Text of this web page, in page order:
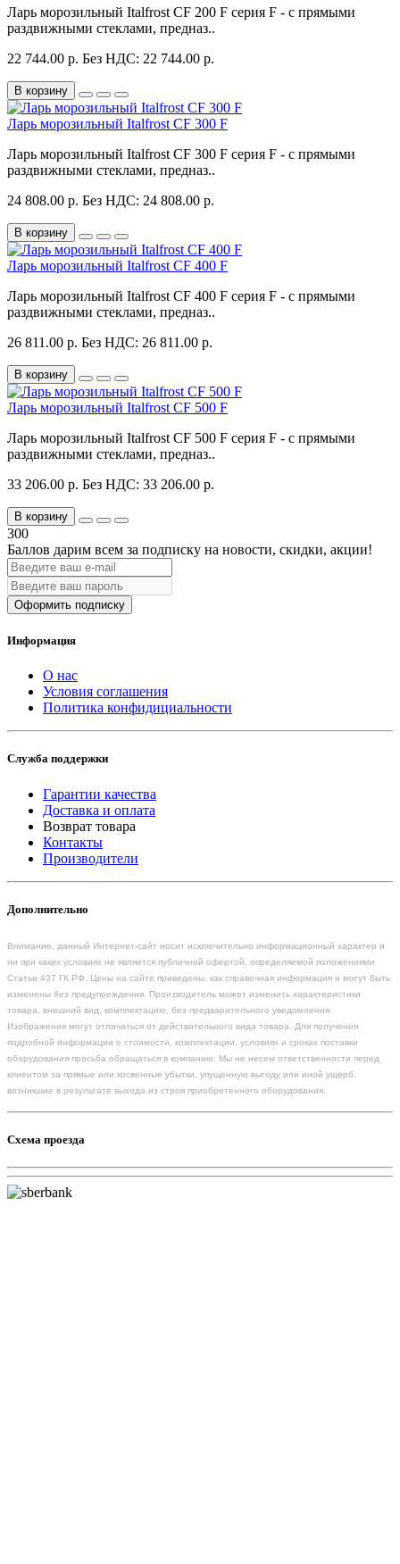
Ларь морозильный Italfrost CF 200 F серия F - с прямыми
раздвижными стеклами, предназ..
22 744.00 р. Без НДС: 22 744.00 р.
В корзину
Ларь морозильный Italfrost CF 300 F
Ларь морозильный Italfrost CF 300 F серия F - с прямыми
раздвижными стеклами, предназ..
24 808.00 р. Без НДС: 24 808.00 р.
В корзину
Ларь морозильный Italfrost CF 400 F
Ларь морозильный Italfrost CF 400 F серия F - с прямыми
раздвижными стеклами, предназ..
26 811.00 р. Без НДС: 26 811.00 р.
В корзину
Ларь морозильный Italfrost CF 500 F
Ларь морозильный Italfrost CF 500 F серия F - с прямыми
раздвижными стеклами, предназ..
33 206.00 р. Без НДС: 33 206.00 р.
В корзину
300
Баллов дарим всем за подписку на новости, скидки, акции!
Оформить подписку
Информация
О нас
Условия соглашения
Политика конфидициальности
Служба поддержки
Гарантии качества
Доставка и оплата
Возврат товара
Контакты
Производители
Дополнительно
Внимание, данный Интернет-сайт носит исключительно информационный характер и
ни при каких условиях не является публичной офертой, определяемой положениями
Статьи 437 ГК РФ. Цены на сайте приведены, как справочная информация и могут быть
изменены без предупреждения. Производитель может изменить характеристики
товара, внешний вид, комплектацию, без предварительного уведомления.
Изображения могут отличаться от действительного вида товара. Для получения
подробной информации о стоимости, комплектации, условиях и сроках поставки
оборудования просьба обращаться в компанию. Мы не несем ответственности перед
клиентом за прямые или косвенные убытки, упущенную выгоду или иной ущерб,
возникшие в результате выхода из строя приобретенного оборудования.
Схема проезда